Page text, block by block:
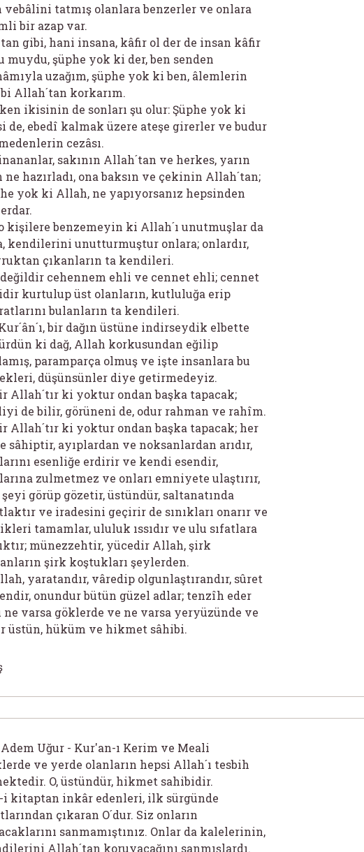
vebâlini tatmış olanlara benzerler ve onlara
bir azap var.
gibi, hani insana, kâfir ol der de insan kâfir
muydu, şüphe yok ki der, ben senden
uzağım, şüphe yok ki ben, âlemlerin
Allah´tan korkarım.
ikisinin de sonları şu olur: Şüphe yok ki
de, ebedî kalmak üzere ateşe girerler ve budur
cezâsı.
sakının Allah´tan ve herkes, yarın
ne hazırladı, ona baksın ve çekinin Allah´tan;
yok ki Allah, ne yapıyorsanız hepsinden
kişilere benzemeyin ki Allah´ı unutmuşlar da
kendilerini unutturmuştur onlara; onlardır,
çıkanların ta kendileri.
cehennem ehli ve cennet ehli; cennet
kurtulup üst olanların, kutluluğa erip
bulanların ta kendileri.
bir dağın üstüne indirseydik elbette
ki dağ, Allah korkusundan eğilip
paramparça olmuş ve işte insanlara bu
düşünsünler diye getirmedeyiz.
Allah´tır ki yoktur ondan başka tapacak;
de bilir, görüneni de, odur rahman ve rahîm.
Allah´tır ki yoktur ondan başka tapacak; her
sâhiptir, ayıplardan ve noksanlardan arıdır,
esenliğe erdirir ve kendi esendir,
zulmetmez ve onları emniyete ulaştırır,
görüp gözetir, üstündür, saltanatında
ve iradesini geçirir de sınıkları onarır ve
tamamlar, ululuk ıssıdır ve ulu sıfatlara
münezzehtir, yücedir Allah, şirk
şirk koştukları şeylerden.
yaratandır, vâredip olgunlaştırandır, sûret
onundur bütün güzel adlar; tenzîh eder
ne varsa göklerde ve ne varsa yeryüzünde ve
üstün, hüküm ve hikmet sâhibi.
Adem Uğur - Kur'an-ı Kerim ve Meali
ve yerde olanların hepsi Allah´ı tesbih
O, üstündür, hikmet sahibidir.
i kitaptan inkâr edenleri, ilk sürgünde
çıkaran O´dur. Siz onların
sanmamıştınız. Onlar da kalelerinin,
Allah´tan koruyacağını sanmışlardı.